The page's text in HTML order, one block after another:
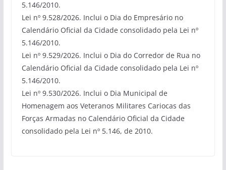
5.146/2010.
Lei nº 9.528/2026. Inclui o Dia do Empresário no
Calendário Oficial da Cidade consolidado pela Lei nº
5.146/2010.
Lei nº 9.529/2026. Inclui o Dia do Corredor de Rua no
Calendário Oficial da Cidade consolidado pela Lei nº
5.146/2010.
Lei nº 9.530/2026. Inclui o Dia Municipal de
Homenagem aos Veteranos Militares Cariocas das
Forças Armadas no Calendário Oficial da Cidade
consolidado pela Lei nº 5.146, de 2010.